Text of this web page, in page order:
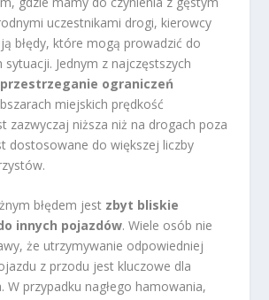
uczestnikami drogi, kierowcy
błędy, które mogą prowadzić do
sytuacji. Jednym z najczęstszych
ograniczeń
miejskich prędkość
zazwyczaj niższa niż na drogach poza
dostosowane do większej liczby
błędem jest zbyt bliskie
innych pojazdów. Wiele osób nie
że utrzymywanie odpowiedniej
z przodu jest kluczowe dla
W przypadku nagłego hamowania,